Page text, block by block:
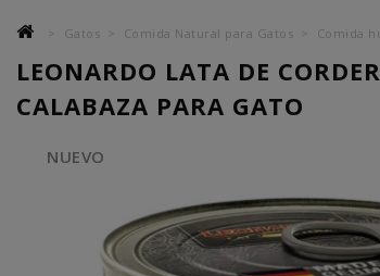
Gatos Comida Natural para Gatos Comida
LEONARDO LATA DE
CALABAZA PARA GATO
NUEVO